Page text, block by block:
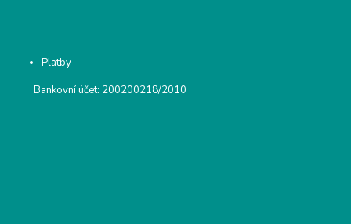
Platby
Bankovní účet: 200200218/2010